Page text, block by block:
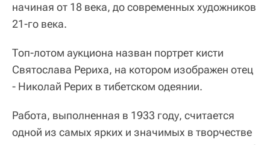
начиная от 18 века, до современных художников
21-го века.
Топ-лотом аукциона назван портрет кисти
Святослава Рериха, на котором изображен отец
- Николай Рерих в тибетском одеянии.
Работа, выполненная в 1933 году, считается
одной из самых ярких и значимых в творчестве